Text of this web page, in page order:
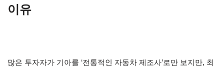
이유
많은 투자자가 기아를 ‘전통적인 자동차 제조사’로만 보지만, 최